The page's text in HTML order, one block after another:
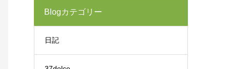
Blogカテゴリー
日記